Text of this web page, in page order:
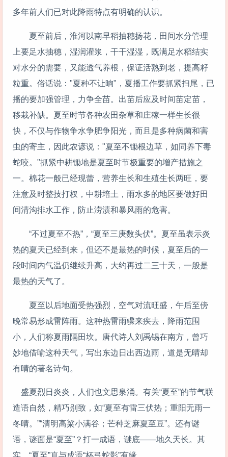
多年前人们已对此降雨特点有明确的认识。
夏至前后，淮河以南早稻抽穗扬花，田间水分管理
上要足水抽穗，湿润灌浆，干干湿湿，既满足水稻结实
对水分的需要，又能透气养根，保证活熟到老，提高籽
粒重。俗话说："夏种不让晌"，夏播工作要抓紧扫尾，已
播的要加强管理，力争全苗。出苗后应及时间苗定苗，
移栽补缺。夏至时节各种农田杂草和庄稼一样生长很
快，不仅与作物争水争肥争阳光，而且是多种病菌和害
虫的寄主，因此农谚说："夏至不锄根边草，如同养下毒
蛇咬。"抓紧中耕锄地是夏至时节极重要的增产措施之
一。棉花一般已经现蕾，营养生长和生殖生长两旺，要
注意及时整技打杈，中耕培土，雨水多的地区要做好田
间清沟排水工作，防止涝渍和暴风雨的危害。
“不过夏至不热”，“夏至三庚数头伏”。夏至虽表示炎
热的夏天已经到来，但还不是最热的时候，夏至后的一
段时间内气温仍继续升高，大约再过二三十天，一般是
最热的天气了。
夏至以后地面受热强烈，空气对流旺盛，午后至傍
晚常易形成雷阵雨。这种热雷雨骤来疾去，降雨范围
小，人们称夏雨隔田坎。唐代诗人刘禹锡在南方，曾巧
妙地借喻这种天气，写出东边日出西边雨，道是无晴却
有晴的著名诗句。
盛夏烈日炎炎，人们也文思泉涌。有关“夏至”的节气联
造语自然，精巧别致，如“夏至有雷三伏热；重阳无雨一
冬晴。”“清明高粱小满谷；芒种芝麻夏至豆”。还有谜
语，谜面是“夏至”？打一成语，谜底——地久天长。其